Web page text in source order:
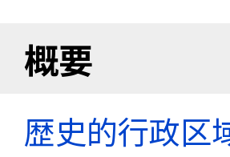
概要
歴史的行政区